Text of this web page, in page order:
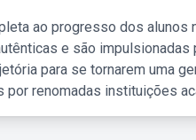
ao progresso dos
e são
para se tornarem uma
renomadas instituições